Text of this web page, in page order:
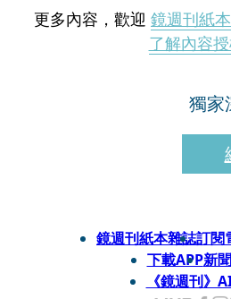
更多內容，歡迎 鏡週刊紙
了解內容
獨家
鏡週刊紙本雜誌訂閱
下載APP新
《鏡週刊》